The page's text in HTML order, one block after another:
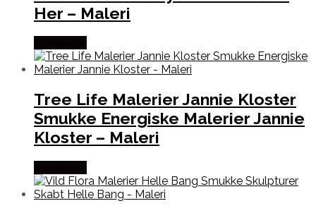
Her – Maleri
Tree Life Malerier Jannie Kloster
Smukke Energiske Malerier Jannie
Kloster – Maleri